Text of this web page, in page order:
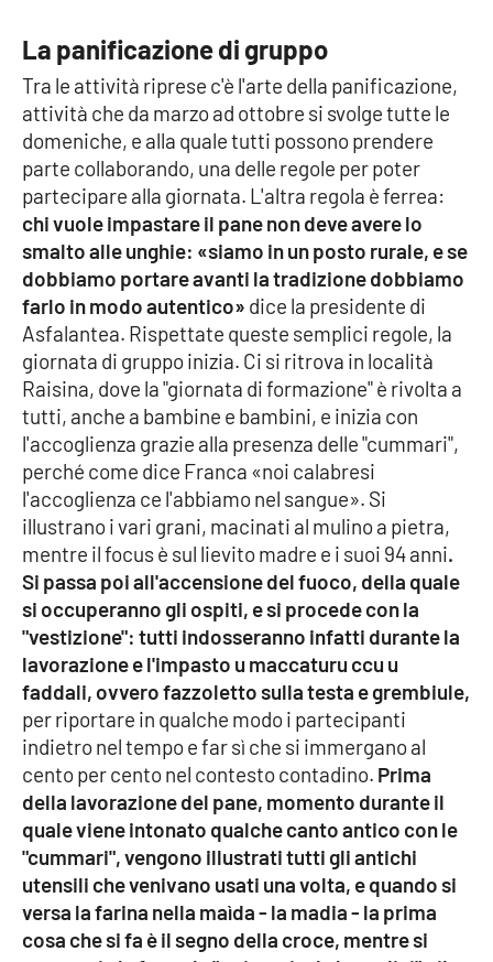
Lactv.it
Laconair.it
Lacitymag.it
Lacapitalenews.it
Ilreggino.it
Cosenzachannel.it
Ilvibonese.it
Catanzarochannel.it
APP
Android
Apple
La panificazione di gruppo
Tra le attività riprese c'è l'arte della panificazione,
attività che da marzo ad ottobre si svolge tutte le
domeniche, e alla quale tutti possono prendere
parte collaborando, una delle regole per poter
partecipare alla giornata. L'altra regola è ferrea:
chi vuole impastare il pane non deve avere lo
smalto alle unghie: «siamo in un posto rurale, e se
dobbiamo portare avanti la tradizione dobbiamo
farlo in modo autentico» dice la presidente di
Asfalantea. Rispettate queste semplici regole, la
giornata di gruppo inizia. Ci si ritrova in località
Raisina, dove la "giornata di formazione" è rivolta a
tutti, anche a bambine e bambini, e inizia con
l'accoglienza grazie alla presenza delle "cummari",
perché come dice Franca «noi calabresi
l'accoglienza ce l'abbiamo nel sangue». Si
illustrano i vari grani, macinati al mulino a pietra,
mentre il focus è sul lievito madre e i suoi 94 anni.
Si passa poi all'accensione del fuoco, della quale
si occuperanno gli ospiti, e si procede con la
"vestizione": tutti indosseranno infatti durante la
lavorazione e l'impasto u maccaturu ccu u
faddali, ovvero fazzoletto sulla testa e grembiule,
per riportare in qualche modo i partecipanti
indietro nel tempo e far sì che si immergano al
cento per cento nel contesto contadino. Prima
della lavorazione del pane, momento durante il
quale viene intonato qualche canto antico con le
"cummari", vengono illustrati tutti gli antichi
utensili che venivano usati una volta, e quando si
versa la farina nella maìda - la madia - la prima
cosa che si fa è il segno della croce, mentre si